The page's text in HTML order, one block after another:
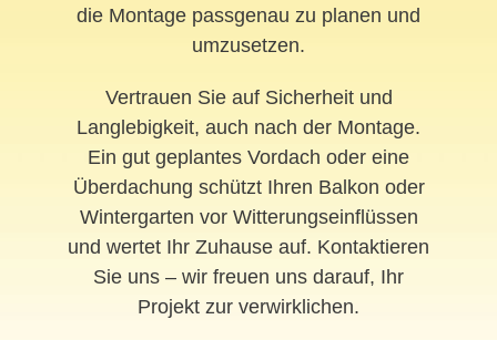
die Montage passgenau zu planen und
umzusetzen.
Vertrauen Sie auf Sicherheit und
Langlebigkeit, auch nach der Montage.
Ein gut geplantes Vordach oder eine
Überdachung schützt Ihren Balkon oder
Wintergarten vor Witterungseinflüssen
und wertet Ihr Zuhause auf. Kontaktieren
Sie uns – wir freuen uns darauf, Ihr
Projekt zur verwirklichen.